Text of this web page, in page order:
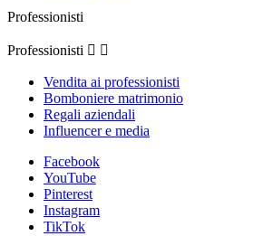
Professionisti
Professionisti  
Vendita ai professionisti
Bomboniere matrimonio
Regali aziendali
Influencer e media
Facebook
YouTube
Pinterest
Instagram
TikTok